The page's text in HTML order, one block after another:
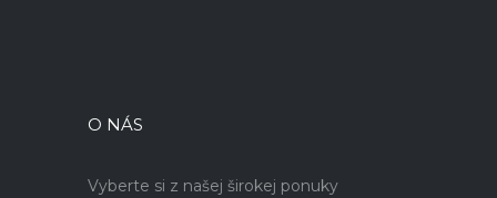
O NÁS
Vyberte si z našej širokej ponuky